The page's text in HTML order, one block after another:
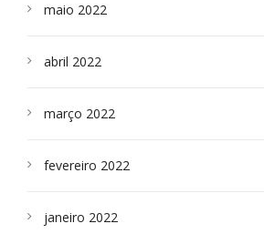
maio 2022
abril 2022
março 2022
fevereiro 2022
janeiro 2022